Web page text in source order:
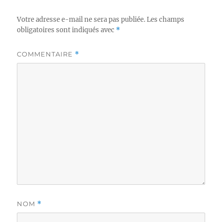
Votre adresse e-mail ne sera pas publiée. Les champs
obligatoires sont indiqués avec *
COMMENTAIRE *
NOM *